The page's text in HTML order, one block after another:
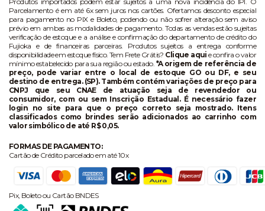
Parcelamento é em até 6x sem juros nos cartões. Ofertamos desconto especial
para pagamento no PIX e Boleto, podendo ou não sofrer alteração sem aviso
prévio em ambas as modalidades de pagamento. Todas as vendas estão sujeitas
verificação de estoque e a análise e confirmação do departamento de crédito do
Fujioka e de financeiras parceiras. Produtos sujeitos a entrega conforme
disponibilidade em estoque físico. Tem Frete Grátis? Clique aqui e confira o valor
mínimo estabelecido para sua região ou estado. *A origem de referência de
preço, pode variar entre o local de estoque GO ou DF, e seu
destino de entrega. (SP). Também contém variações de preço para
CNPJ que seu CNAE de atuação seja de revendedor ou
consumidor, com ou sem Inscrição Estadual. É necessário fazer
login no site para que o preço correto seja mostrado. Itens
classificados como brindes serão adicionados ao carrinho com
valor simbólico de até R$ 0,05.
FORMAS DE PAGAMENTO:
Cartão de Crédito parcelado em até 10x
Pix, Boleto ou Cartão BNDES